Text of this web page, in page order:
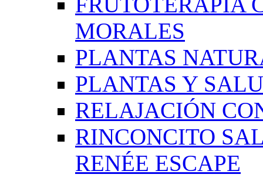
MORALES
PLANTAS
PLANTAS Y
RELAJACIÓN
RINCONCITO
RENÉE ESCAPE